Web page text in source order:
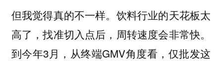
但我觉得真的不一样。饮料行业的天花板太
高了，找准切入点后，周转速度会非常快。
到今年3月，从终端GMV角度看，仅批发这